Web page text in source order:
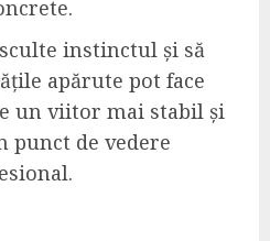
instinctul și să
apărute pot face
un viitor mai stabil și
punct de vedere